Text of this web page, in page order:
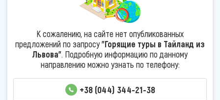
К сожалению, на сайте нет опубликованных
предложений по запросу"Горящие туры в Тайланд из
Львова". Подробную информацию по данному
направлению можно узнать по телефону:
+38 (044) 344-21-38